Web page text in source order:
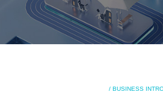
/ BUSINESS